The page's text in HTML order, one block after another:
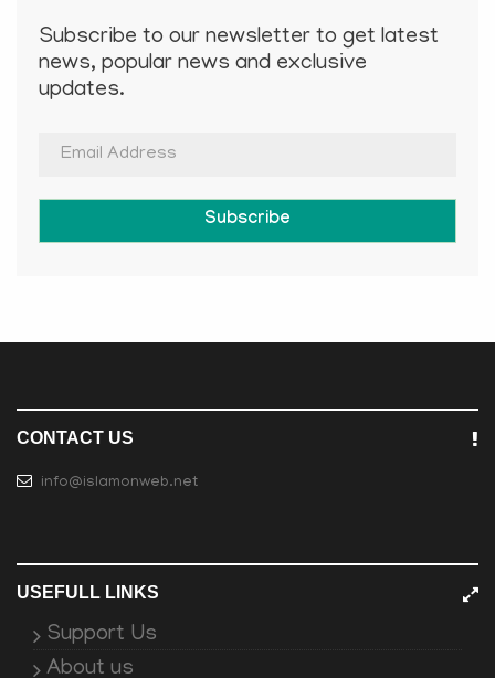
Subscribe to our newsletter to get latest
news, popular news and exclusive
updates.
Subscribe
CONTACT US
info@islamonweb.net
USEFULL LINKS
Support Us
About us